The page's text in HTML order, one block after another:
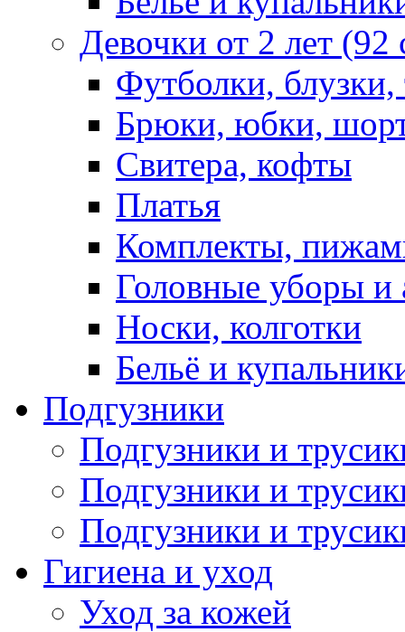
Девочки от 2 лет
Футболки,
Брюки, юбки,
Свитера, кофты
Платья
Комплекты,
Головные уборы и
Носки, колготки
Бельё и
Подгузники
Подгузники и
Подгузники и
Подгузники и
Гигиена и уход
Уход за кожей